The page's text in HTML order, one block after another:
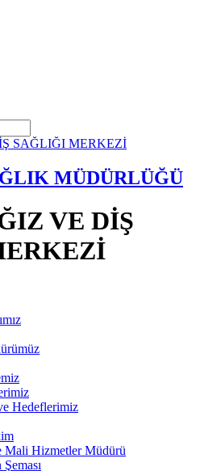
MÜDÜRLÜĞÜ
VE DİŞ
Hedeflerimiz
Mali Hizmetler Müdürü